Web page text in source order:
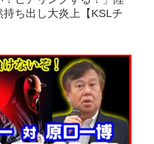
ち出し大炎上【KSLチ